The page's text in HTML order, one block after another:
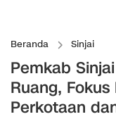
Beranda Sinjai
Pemkab
Ruang,
Perkotaan